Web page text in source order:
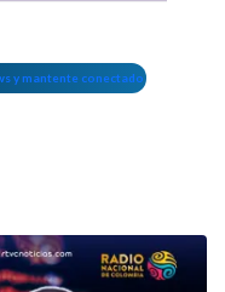
y mantente conectado